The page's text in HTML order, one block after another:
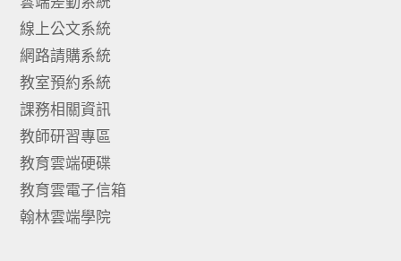
線上公文系統
網路請購系統
教室預約系統
課務相關資訊
教師研習專區
教育雲端硬碟
教育雲電子信箱
翰林雲端學院